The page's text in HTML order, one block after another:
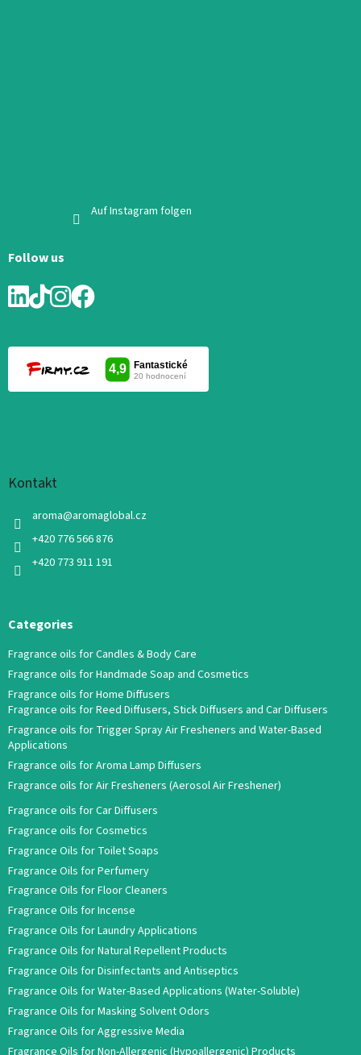
Auf Instagram folgen
Follow us
Kontakt
aroma@aromaglobal.cz
+420 776 566 876
+420 773 911 191
Categories
Fragrance oils for Candles & Body Care
Fragrance oils for Handmade Soap and Cosmetics
Fragrance oils for Home Diffusers
Fragrance oils for Reed Diffusers, Stick Diffusers and Car Diffusers
Fragrance oils for Trigger Spray Air Fresheners and Water-Based
Applications
Fragrance oils for Aroma Lamp Diffusers
Fragrance oils for Air Fresheners (Aerosol Air Freshener)
Fragrance oils for Car Diffusers
Fragrance oils for Cosmetics
Fragrance Oils for Toilet Soaps
Fragrance Oils for Perfumery
Fragrance Oils for Floor Cleaners
Fragrance Oils for Incense
Fragrance Oils for Laundry Applications
Fragrance Oils for Natural Repellent Products
Fragrance Oils for Disinfectants and Antiseptics
Fragrance Oils for Water-Based Applications (Water-Soluble)
Fragrance Oils for Masking Solvent Odors
Fragrance Oils for Aggressive Media
Fragrance Oils for Non-Allergenic (Hypoallergenic) Products